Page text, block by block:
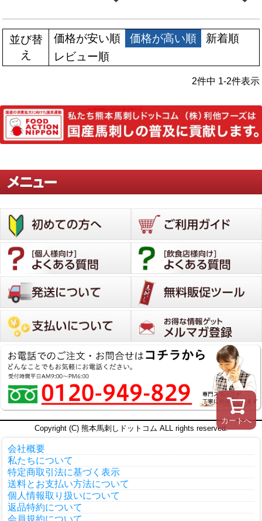
並び替
え
価格が安い順 価格が高い順
新着順
レビュー順
2件中 1-2件表示
カートへ
Copyright (C) 熊本馬刺しドットコム ALL rights reserved.
会社概要
私たちについて
特定商取引法に基づく表示
送料とお支払い方法について
個人情報取り扱いについて
返品特約について